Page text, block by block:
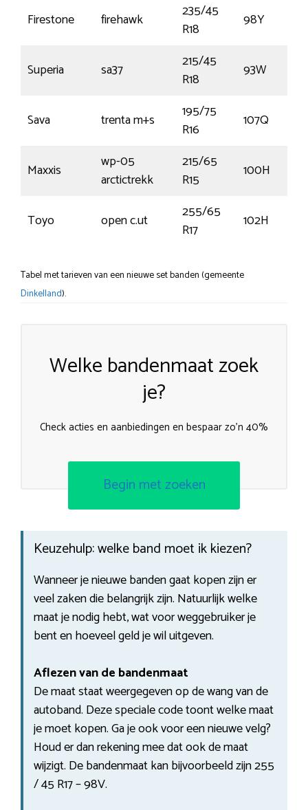
Firestone firehawk
235/45
R18
98Y
Superia sa37
215/45
R18
93W
Sava trenta m+s
195/75
R16
107Q
Maxxis
wp-05
arctictrekk
215/65
R15
100H
Toyo open c.ut
255/65
R17
102H
Tabel met tarieven van een nieuwe set banden (gemeente
Dinkelland).
Welke bandenmaat zoek
je?
Check acties en aanbiedingen en bespaar zo’n 40%
Begin met zoeken
Keuzehulp: welke band moet ik kiezen?
Wanneer je nieuwe banden gaat kopen zijn er
veel zaken die belangrijk zijn. Natuurlijk welke
maat je nodig hebt, wat voor weggebruiker je
bent en hoeveel geld je wil uitgeven.
Aflezen van de bandenmaat
De maat staat weergegeven op de wang van de
autoband. Deze speciale code toont welke maat
je moet kopen. Ga je ook voor een nieuwe velg?
Houd er dan rekening mee dat ook de maat
wijzigt. De bandenmaat kan bijvoorbeeld zijn 255
/ 45 R17 – 98V.